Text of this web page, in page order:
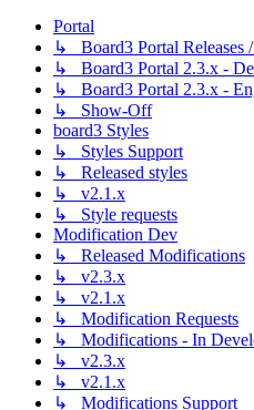
Portal
↳ Board3 Portal Releases
↳ Board3 Portal 2.3.x -
↳ Board3 Portal 2.3.x -
↳ Show-Off
board3 Styles
↳ Styles Support
↳ Released styles
↳ v2.1.x
↳ Style requests
Modification Dev
↳ Released Modifications
↳ v2.3.x
↳ v2.1.x
↳ Modification Requests
↳ Modifications - In
↳ v2.3.x
↳ v2.1.x
↳ Modifications Support